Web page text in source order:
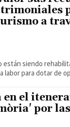
a
están siendo
labor para dotar de
el
por